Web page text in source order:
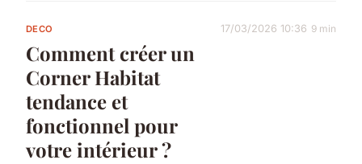
DECO
Comment créer un
Corner Habitat
tendance et
fonctionnel pour
votre intérieur ?
17/03/2026 10:36 9 min